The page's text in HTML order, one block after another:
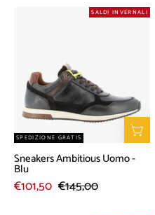
Sneakers
-
Blu
SALDI INVERNALI
SPEDIZIONE GRATIS
Sneakers Ambitious Uomo -
Blu
€101,50 €145,00